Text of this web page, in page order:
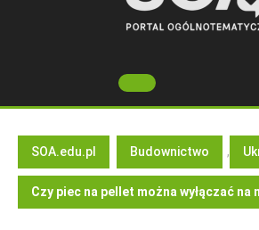
Open
Button
SOA.edu.pl Budownictwo ,
Czy piec na pellet można wyłączać na